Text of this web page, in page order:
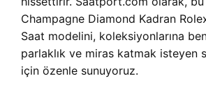
Champagne Diamond Kadran
Saat modelini, koleksiyonlarına
parlaklık ve miras katmak isteyen
için özenle sunuyoruz.